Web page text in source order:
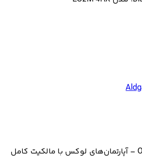
One Bishopsgate Plaza – آپارتمان‌های لوکس با مالکیت کامل